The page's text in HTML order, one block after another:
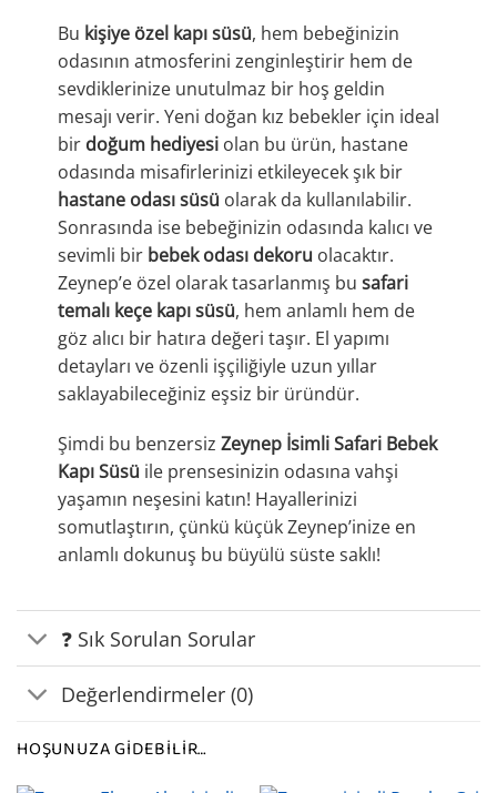
Bu kişiye özel kapı süsü, hem bebeğinizin
odasının atmosferini zenginleştirir hem de
sevdiklerinize unutulmaz bir hoş geldin
mesajı verir. Yeni doğan kız bebekler için ideal
bir doğum hediyesiolan bu ürün, hastane
odasında misafirlerinizi etkileyecek şık bir
hastane odası süsü olarak da kullanılabilir.
Sonrasında ise bebeğinizin odasında kalıcı ve
sevimli bir bebek odası dekoru olacaktır.
Zeynep’e özel olarak tasarlanmış bu safari
temalı keçe kapı süsü, hem anlamlı hem de
göz alıcı bir hatıra değeri taşır. El yapımı
detayları ve özenli işçiliğiyle uzun yıllar
saklayabileceğiniz eşsiz bir üründür.
Şimdi bu benzersiz Zeynep İsimli Safari Bebek
Kapı Süsü ile prensesinizin odasına vahşi
yaşamın neşesini katın! Hayallerinizi
somutlaştırın, çünkü küçük Zeynep’inize en
anlamlı dokunuş bu büyülü süste saklı!
❓ Sık Sorulan Sorular
Değerlendirmeler (0)
HOŞUNUZA GIDEBILIR…